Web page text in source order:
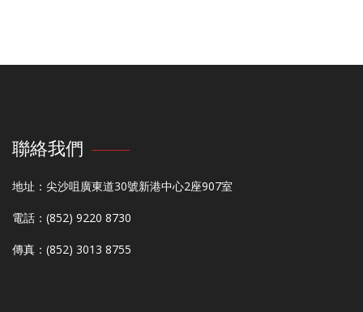
聯絡我們
地址：尖沙咀廣東道30號新港中心2座907室
電話：(852) 9220 8730
傳真：(852) 3013 8755